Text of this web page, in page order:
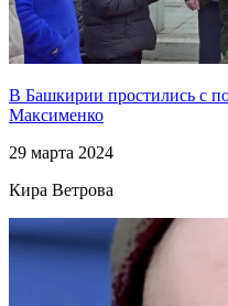
В Башкирии простились с
Максименко
29 марта 2024
Кира Ветрова